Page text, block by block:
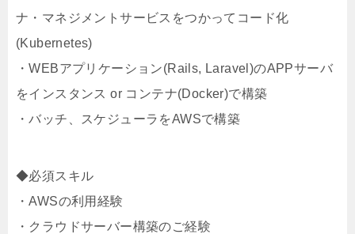
ナ・マネジメントサービスをつかってコード化
(Kubernetes)
・WEBアプリケーション(Rails, Laravel)のAPPサーバ
をインスタンス or コンテナ(Docker)で構築
・バッチ、スケジューラをAWSで構築
◆必須スキル
・AWSの利用経験
・クラウドサーバー構築のご経験